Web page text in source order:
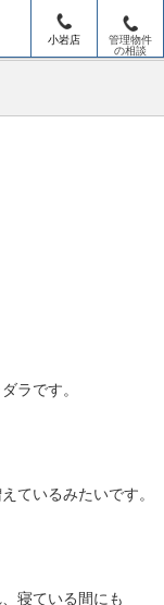
小岩店
管理物件
の相談
ラです。
ているみたいです。
寝ている間にも